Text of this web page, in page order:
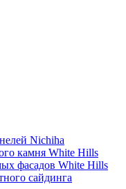
Nichiha
камня White Hills
фасадов White Hills
сайдинга